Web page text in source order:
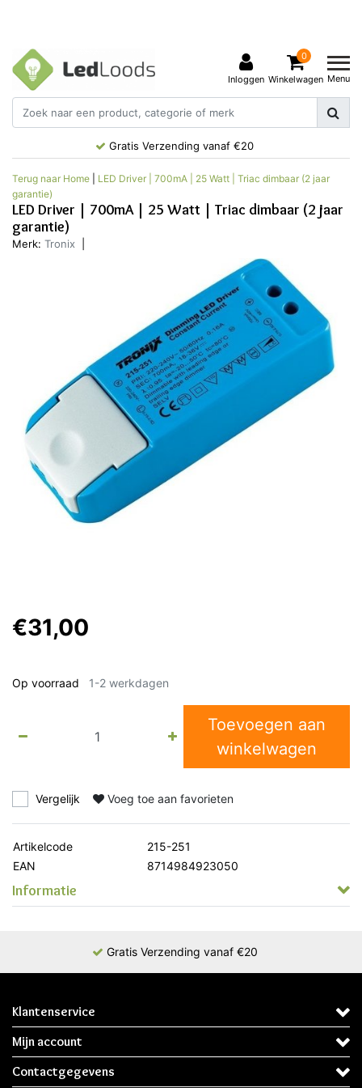
Inloggen
0
Winkelwagen Menu
Gratis Verzending vanaf €20
Terug naar Home
LED Driver | 700mA | 25 Watt | Triac dimbaar (2 jaar
garantie)
LED Driver | 700mA | 25 Watt | Triac dimbaar (2 jaar
garantie)
Merk: Tronix
€31,00
Op voorraad 1-2 werkdagen
Toevoegen aan
winkelwagen
Vergelijk Voeg toe aan favorieten
Artikelcode
215-251
EAN
8714984923050
Informatie
Gratis Verzending vanaf €20
Klantenservice
Mijn account
Contactgegevens